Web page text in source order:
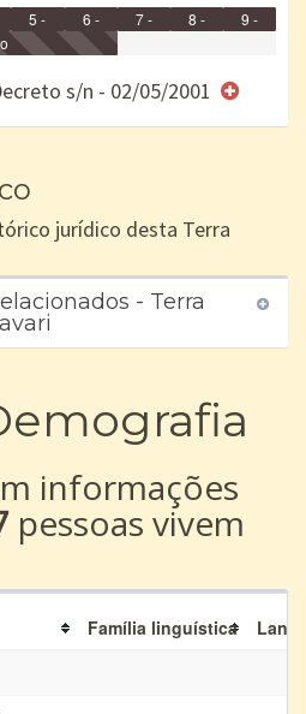
5 -
Homologada
6 -
Registrada
e/ou
7 -
Restrição
8 -
9 -
s/n - 02/05/2001
jurídico desta Terra
- Terra
informações
pessoas vivem
Família linguística